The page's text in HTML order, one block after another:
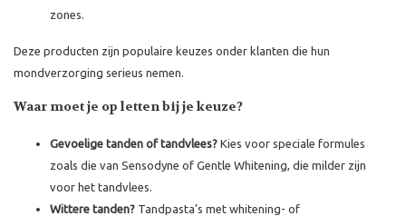
zones.
Deze producten zijn populaire keuzes onder klanten die hun
mondverzorging serieus nemen.
Waar moet je op letten bij je keuze?
Gevoelige tanden of tandvlees? Kies voor speciale formules
zoals die van Sensodyne of Gentle Whitening, die milder zijn
voor het tandvlees.
Wittere tanden? Tandpasta’s met whitening- of